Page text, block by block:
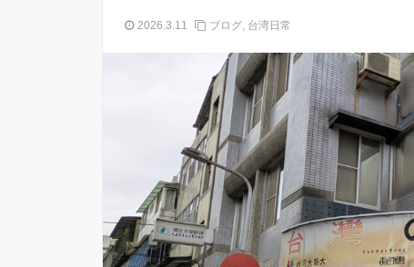
2026.3.11 ブログ, 台湾日常